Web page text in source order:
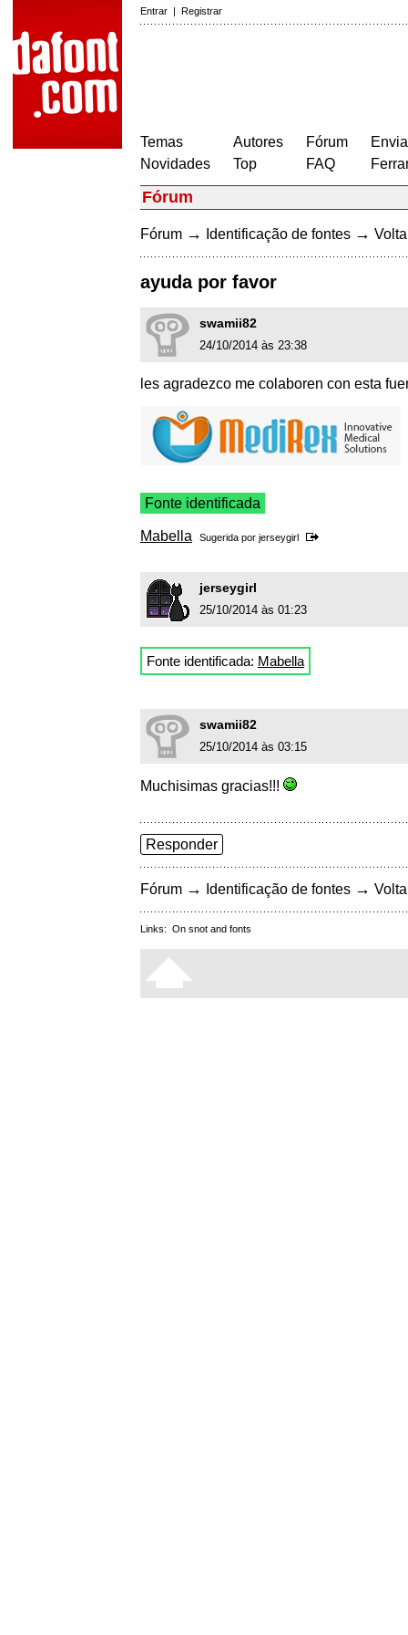
Entrar | Registrar
Temas
Novidades
Autores
Top
Fórum
FAQ
Fórum
Fórum → Identificação de fontes →
ayuda por favor
swamii82
24/10/2014 às 23:38
les agradezco me colaboren con esta
Fonte identificada
Mabella Sugerida por jerseygirl
jerseygirl
25/10/2014 às 01:23
Fonte identificada: Mabella
swamii82
25/10/2014 às 03:15
Muchisimas gracias!!!
Responder
Fórum → Identificação de fontes →
Links: On snot and fonts